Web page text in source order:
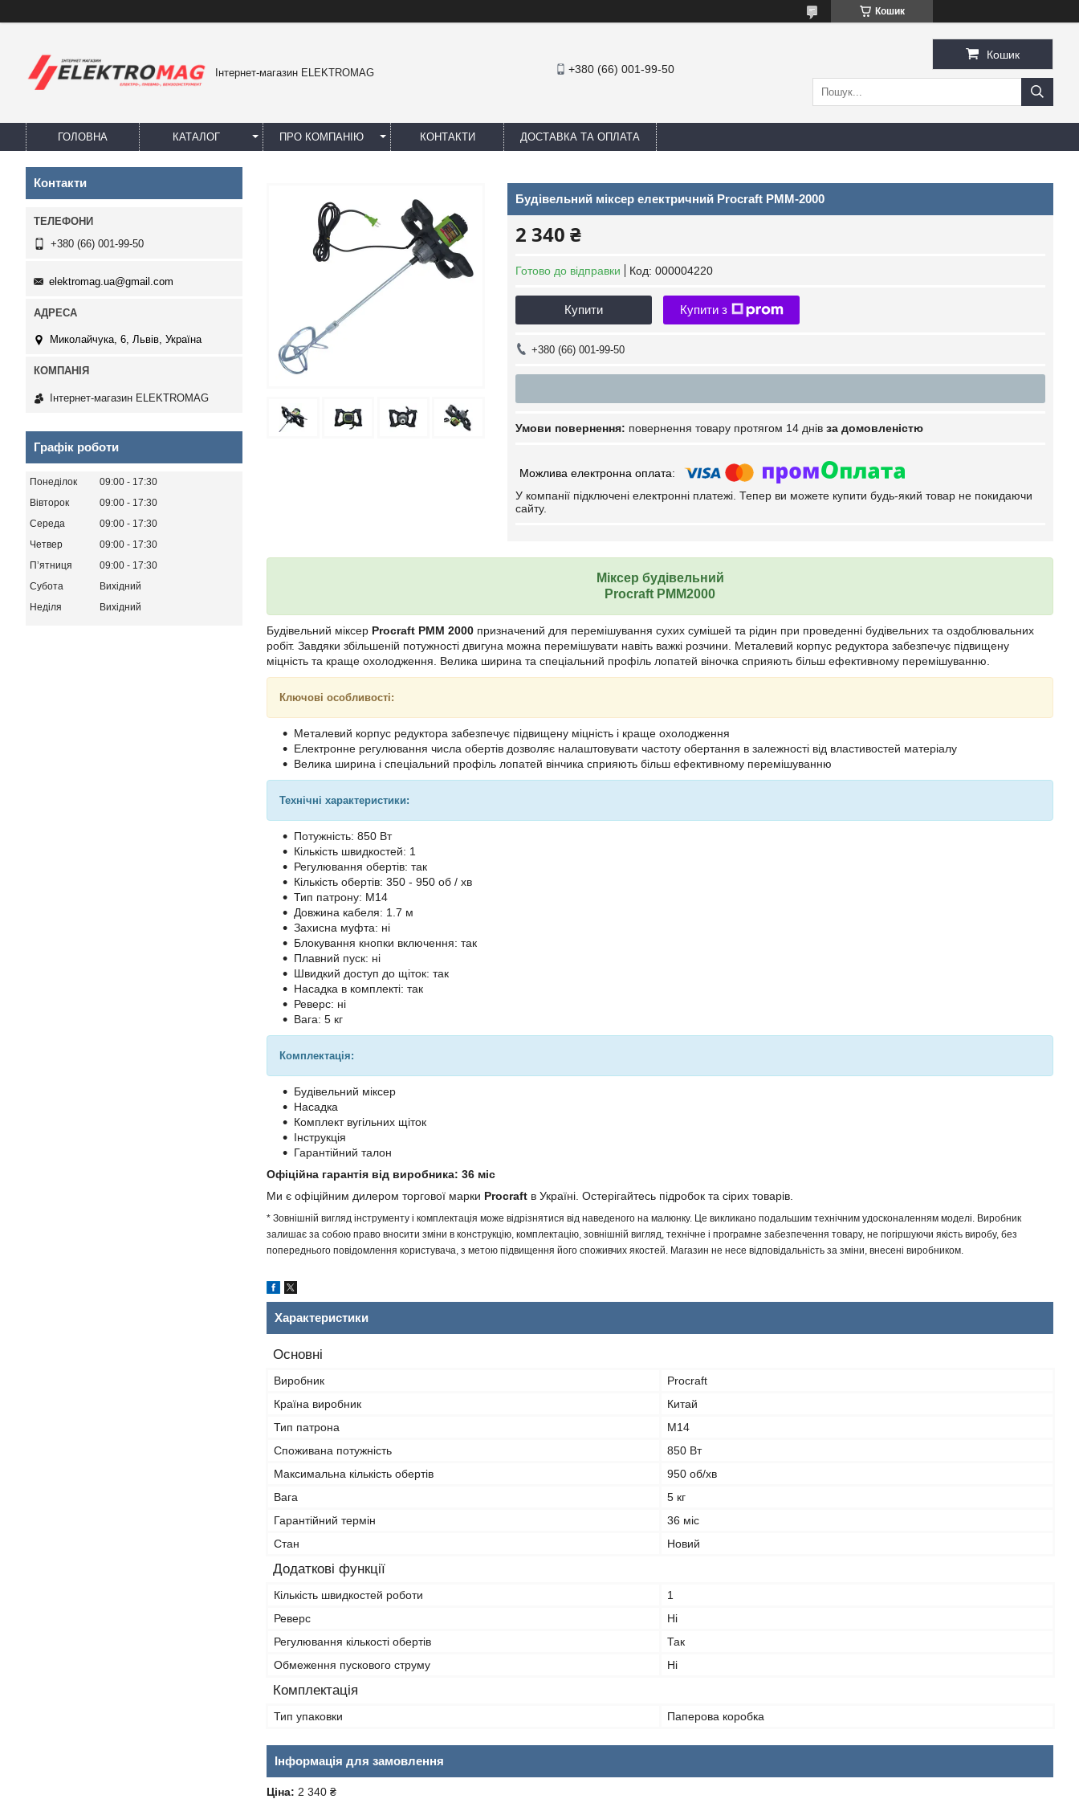
Кошик
Інтернет-магазин ELEKTROMAG +380 (66) 001-99-50
Кошик
ГОЛОВНА КАТАЛОГ ПРО КОМПАНІЮ КОНТАКТИ ДОСТАВКА ТА ОПЛАТА
Будівельний міксер електричний Procraft PMM-2000
2 340 ₴
Готово до відправки Код: 000004220
Купити Купити з
+380 (66) 001-99-50
повернення товару протягом 14 днів за домовленістю
У компанії підключені електронні платежі. Тепер ви можете купити будь-який товар не покидаючи
сайту.
Міксер будівельний
Procraft PMM2000
Будівельний міксер Procraft PMM 2000 призначений для перемішування сухих сумішей та рідин при проведенні будівельних та оздоблювальних
робіт. Завдяки збільшеній потужності двигуна можна перемішувати навіть важкі розчини. Металевий корпус редуктора забезпечує підвищену
міцність та краще охолодження. Велика ширина та спеціальний профіль лопатей віночка сприяють більш ефективному перемішуванню.
Ключові особливості:
Металевий корпус редуктора забезпечує підвищену міцність і краще охолодження
Електронне регулювання числа обертів дозволяє налаштовувати частоту обертання в залежності від властивостей матеріалу
Велика ширина і спеціальний профіль лопатей вінчика сприяють більш ефективному перемішуванню
Технічні характеристики:
Потужність: 850 Вт
Кількість швидкостей: 1
Регулювання обертів: так
Кількість обертів: 350 - 950 об / хв
Тип патрону: М14
Довжина кабеля: 1.7 м
Захисна муфта: ні
Блокування кнопки включення: так
Плавний пуск: ні
Швидкий доступ до щіток: так
Насадка в комплекті: так
Реверс: ні
Вага: 5 кг
Комплектація:
Будівельний міксер
Насадка
Комплект вугільних щіток
Інструкція
Гарантійний талон
Офіційна гарантія від виробника: 36 міс
Ми є офіційним дилером торгової марки Procraft в Україні. Остерігайтесь підробок та сірих товарів.
* Зовнішній вигляд інструменту і комплектація може відрізнятися від наведеного на малюнку. Це викликано подальшим технічним удосконаленням моделі. Виробник
залишає за собою право вносити зміни в конструкцію, комплектацію, зовнішній вигляд, технічне і програмне забезпечення товару, не погіршуючи якість виробу, без
попереднього повідомлення користувача, з метою підвищення його споживчих якостей. Магазин не несе відповідальність за зміни, внесені виробником.
Характеристики
Основні
Виробник
Procraft
Країна виробник
Китай
Тип патрона
M14
Споживана потужність
850 Вт
Максимальна кількість обертів
950 об/хв
Вага
5 кг
Гарантійний термін
36 міс
Стан
Новий
Додаткові функції
Кількість швидкостей роботи
1
Реверс
Ні
Регулювання кількості обертів
Так
Обмеження пускового струму
Ні
Комплектація
Тип упаковки Паперова коробка
Інформація для замовлення
Ціна: 2 340 ₴
Контакти
+380 (66) 001-99-50
elektromag.ua@gmail.com
Миколайчука, 6, Львів, Україна
Інтернет-магазин ELEKTROMAG
Графік роботи
Понеділок 09:00
17:30
Вівторок
09:00
17:30
Середа
09:00
17:30
Четвер
09:00
17:30
Пʼятниця
09:00
17:30
Субота
Вихідний
Неділя
Вихідний